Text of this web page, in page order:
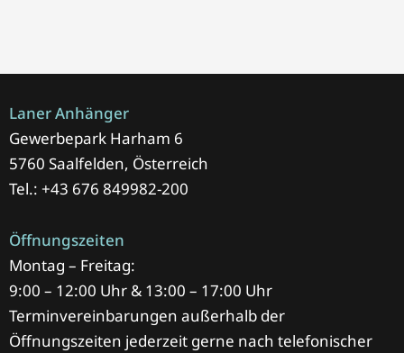
Laner Anhänger
Gewerbepark Harham 6
5760 Saalfelden, Österreich
Tel.: +43 676 849982-200
Öffnungszeiten
Montag – Freitag:
9:00 – 12:00 Uhr & 13:00 – 17:00 Uhr
Terminvereinbarungen außerhalb der
Öffnungszeiten jederzeit gerne nach telefonischer